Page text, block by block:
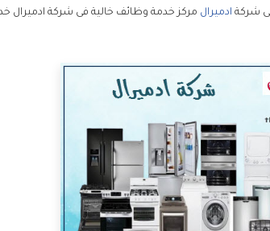
شركة ادميرال مركز خدمة وظائف خالية فى شركة ادميرال